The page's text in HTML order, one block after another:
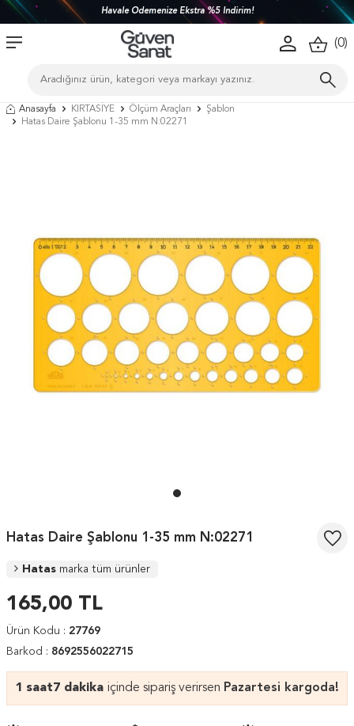
Havale Ödemenize Ekstra %5 İndirim!
(0)
Anasayfa KIRTASİYE Ölçüm Araçları
Şablon
Hatas Daire Şablonu 1-35 mm N:02271
Hatas Daire Şablonu 1-35 mm N:02271
Hatas marka tüm ürünler
165,00 TL
Ürün Kodu : 27769
Barkod : 8692556022715
1 saat7 dakika içinde sipariş verirsen Pazartesi kargoda!